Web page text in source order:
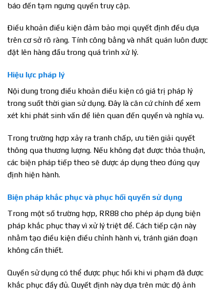
báo đến tạm ngưng quyền truy cập.
Điều khoản điều kiện đảm bảo mọi quyết định đều dựa
trên cơ sở rõ ràng. Tính công bằng và nhất quán luôn được
đặt lên hàng đầu trong quá trình xử lý.
Hiệu lực pháp lý
Nội dung trong điều khoản điều kiện có giá trị pháp lý
trong suốt thời gian sử dụng. Đây là căn cứ chính để xem
xét khi phát sinh vấn đề liên quan đến quyền và nghĩa vụ.
Trong trường hợp xảy ra tranh chấp, ưu tiên giải quyết
thông qua thương lượng. Nếu không đạt được thỏa thuận,
các biện pháp tiếp theo sẽ được áp dụng theo đúng quy
định hiện hành.
Biện pháp khắc phục và phục hồi quyền sử dụng
Trong một số trường hợp, RR88 cho phép áp dụng biện
pháp khắc phục thay vì xử lý triệt để. Cách tiếp cận này
nhằm tạo điều kiện điều chỉnh hành vi, tránh gián đoạn
không cần thiết.
Quyền sử dụng có thể được phục hồi khi vi phạm đã được
khắc phục đầy đủ. Quyết định này dựa trên mức độ ảnh